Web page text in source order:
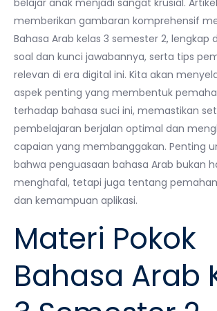
memberikan gambaran komprehensif
Bahasa Arab kelas 3 semester 2, lengkap
soal dan kunci jawabannya, serta tips
relevan di era digital ini. Kita akan
aspek penting yang membentuk
terhadap bahasa suci ini, memastikan
pembelajaran berjalan optimal dan
capaian yang membanggakan. Penting
bahwa penguasaan bahasa Arab bukan
menghafal, tetapi juga tentang
dan kemampuan aplikasi.
Materi Pokok
Bahasa Arab